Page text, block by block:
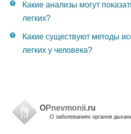
Какие анализы могут
легких?
Какие существуют методы
легких у человека?
OPnevmonii.ru
О заболеваниях органов